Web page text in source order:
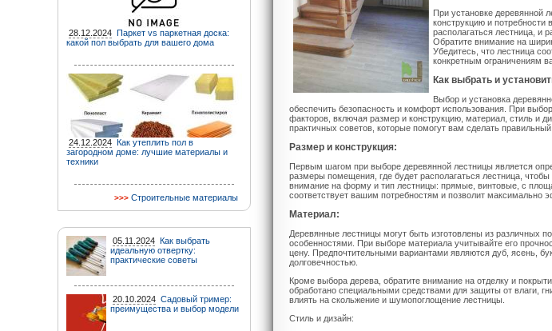
28.12.2024 Паркет vs паркетная доска:
какой пол выбрать для вашего дома
24.12.2024 Как утеплить пол в
загородном доме: лучшие материалы и
техники
Строительные материалы
05.11.2024 Как выбрать
идеальную отвертку:
практические советы
20.10.2024 Садовый тример:
преимущества и выбор модели
При установке деревянной
конструкцию и потребности
располагаться лестница, и
Обратите внимание на
Убедитесь, что лестница
конкретным ограничениям
Как выбрать и
Выбор и установка
обеспечить безопасность и комфорт использования. При
факторов, включая размер и конструкцию, материал, стиль и
практичных советов, которые помогут вам сделать
Размер и конструкция:
Первым шагом при выборе деревянной лестницы является
размеры помещения, где будет располагаться лестница,
внимание на форму и тип лестницы: прямые, винтовые, с
соответствует вашим потребностям и позволит максимально
Материал:
Деревянные лестницы могут быть изготовлены из различных
особенностями. При выборе материала учитывайте его
цену. Предпочтительными вариантами являются дуб, ясень,
долговечностью.
Кроме выбора дерева, обратите внимание на отделку и
обработано специальными средствами для защиты от влаги,
влиять на скольжение и шумопоглощение лестницы.
Стиль и дизайн: